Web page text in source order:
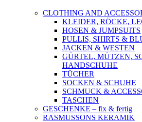
CLOTHING AND
KLEIDER, RÖCKE,
HOSEN & JUMPSUITS
PULLIS, SHIRTS &
JACKEN & WESTEN
GÜRTEL, MÜTZEN,
HANDSCHUHE
TÜCHER
SOCKEN & SCHUHE
SCHMUCK &
TASCHEN
GESCHENKE – fix & fertig
RASMUSSONS KERAMIK